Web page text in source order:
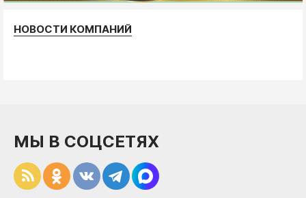
НОВОСТИ КОМПАНИЙ
МЫ В СОЦСЕТЯХ